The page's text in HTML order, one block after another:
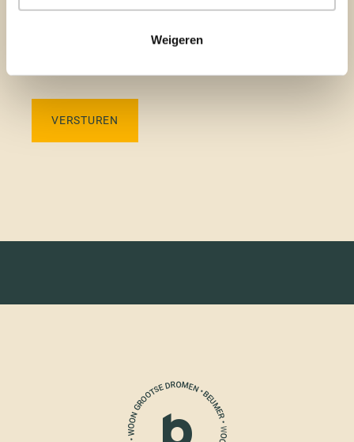
Weigeren
Ik ga akkoord met deprivacyverklaring